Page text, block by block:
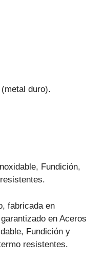
duro).
Fundición,
fabricada en
en Aceros
Fundición y
resistentes.